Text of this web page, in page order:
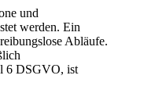
und
werden. Ein
Abläufe.
6 DSGVO, ist